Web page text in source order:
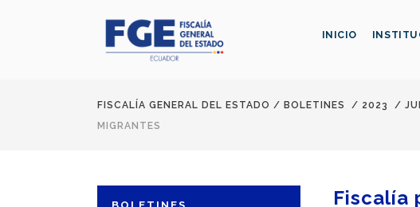
INICIO
FISCALÍA GENERAL DEL ESTADO / BOLETINES / 2023 /
MIGRANTES
Fiscalía